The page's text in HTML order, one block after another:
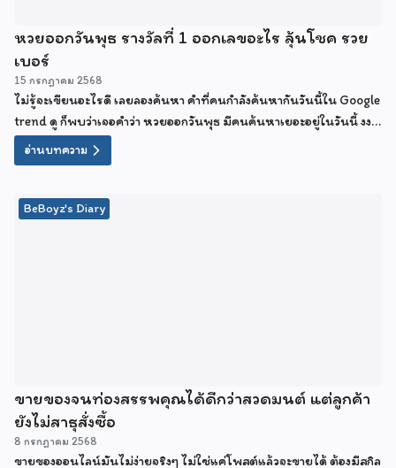
หวยออกวันพุธ รางวัลที่ 1 ออกเลขอะไร ลุ้นโชค รวย
เบอร์
15 กรกฎาคม 2568
ไม่รู้จะเขียนอะไรดี เลยลองค้นหา คำที่คนกำลังค้นหากันวันนี้ใน Google
trend ดู ก็พบว่าเจอคำว่า หวยออกวันพุธ มีคนค้นหาเยอะอยู่ในวันนี้ งง
เขาหาอะไรกัน ต้องมีนัยยะอะไรแน่ๆ เลยเอาคำนี้มาเป็นไตเติ้ลของ
บทความซะเลย
อ่านบทความ
BeBoyz's Diary
ขายของจนท่องสรรพคุณได้ดีกว่าสวดมนต์ แต่ลูกค้า
ยังไม่สาธุสั่งซื้อ
8 กรกฎาคม 2568
ขายของออนไลน์มันไม่ง่ายจริงๆ ไม่ใช่แค่โพสต์แล้วจะขายได้ ต้องมีสกิล